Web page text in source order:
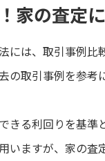
家の査定
は、取引事例比
の取引事例を参
る利回りを基準
ますが、家の査